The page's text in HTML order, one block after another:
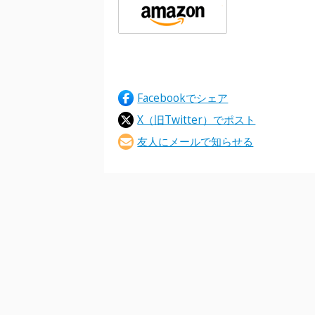
Facebookでシェア
X（旧Twitter）でポスト
友人にメールで知らせる